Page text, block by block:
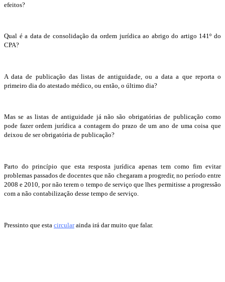
efeitos?
Qual é a data de consolidação da ordem jurídica ao abrigo do artigo 141º do
CPA?
A data de publicação das listas de antiguidade, ou a data a que reporta o
primeiro dia do atestado médico, ou então, o último dia?
Mas se as listas de antiguidade já não são obrigatórias de publicação como
pode fazer ordem jurídica a contagem do prazo de um ano de uma coisa que
deixou de ser obrigatória de publicação?
Parto do princípio que esta resposta jurídica apenas tem como fim evitar
problemas passados de docentes que não chegaram a progredir, no período entre
2008 e 2010, por não terem o tempo de serviço que lhes permitisse a progressão
com a não contabilização desse tempo de serviço.
Pressinto que esta circularainda irá dar muito que falar.